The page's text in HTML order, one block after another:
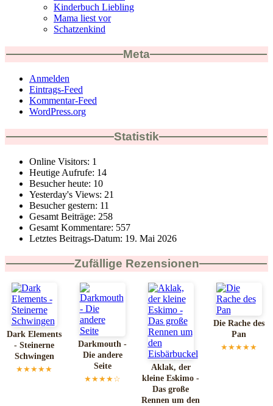
Kinderbuch Liebling
Mama liest vor
Schatzenkind
Meta
Anmelden
Eintrags-Feed
Kommentar-Feed
WordPress.org
Statistik
Online Visitors: 1
Heutige Aufrufe: 14
Besucher heute: 10
Yesterday's Views: 21
Besucher gestern: 11
Gesamt Beiträge: 258
Gesamt Kommentare: 557
Letztes Beitrags-Datum: 19. Mai 2026
Zufällige Rezensionen
Dark Elements
- Steinerne
Schwingen
★★★★★
Darkmouth -
Die andere
Seite
★★★★☆
Aklak, der
kleine Eskimo -
Das große
Rennen um den
Die Rache des
Pan
★★★★★